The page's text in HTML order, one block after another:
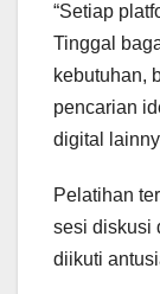
“Setiap
Tinggal
kebutuhan,
pencarian
digital
Pelatihan
sesi diskusi
diikuti